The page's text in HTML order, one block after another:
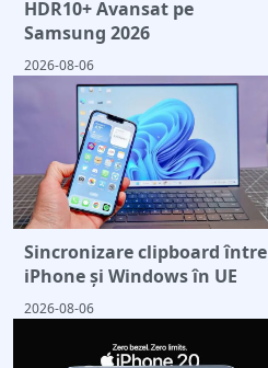
HDR10+ Avansat pe
Samsung 2026
2026-08-06
Sincronizare clipboard între
iPhone și Windows în UE
2026-08-06